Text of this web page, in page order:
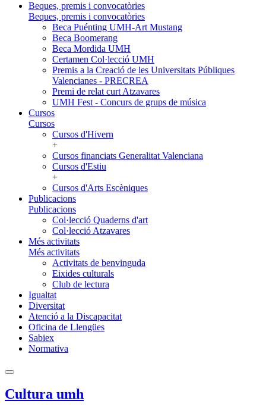
Beques, premis i convocatòries
Beques, premis i convocatòries
Beca Puénting UMH-Art Mustang
Beca Boomerang
Beca Mordida UMH
Certamen Col·lecció UMH
Premis a la Creació de les Universitats Públiques
Valencianes - PRECREA
Premi de relat curt Atzavares
UMH Fest - Concurs de grups de música
Cursos
Cursos
Cursos d'Hivern
+
Cursos financiats Generalitat Valenciana
Cursos d'Estiu
+
Cursos d'Arts Escèniques
Publicacions
Publicacions
Col·lecció Quaderns d'art
Col·lecció Atzavares
Més activitats
Més activitats
Activitats de benvinguda
Eixides culturals
Club de lectura
Igualtat
Diversitat
Atenció a la Discapacitat
Oficina de Llengües
Sabiex
Normativa
Cultura umh